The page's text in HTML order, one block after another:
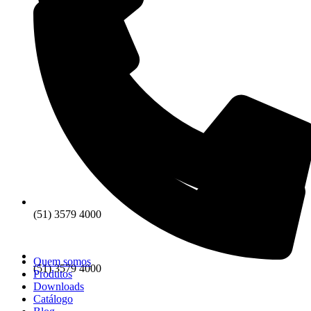
(51) 3579 4000
(51) 3579 4000
Quem somos
Produtos
Downloads
Catálogo